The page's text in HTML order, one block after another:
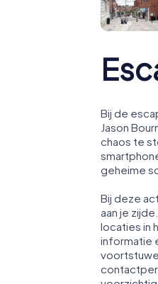
Bij de
Jason
chaos te
geheime
Bij deze
aan je
locaties in
informatie